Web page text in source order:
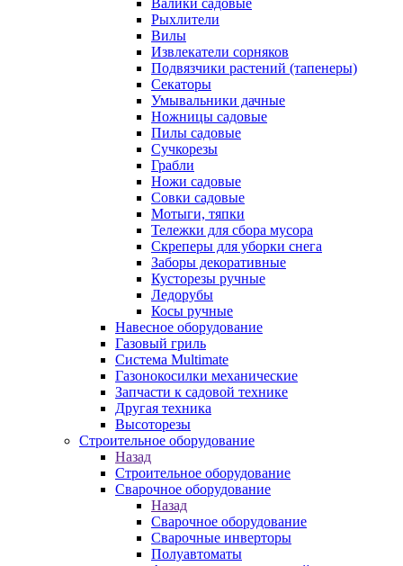
Валики садовые
Рыхлители
Вилы
Извлекатели сорняков
Подвязчики растений (тапенеры)
Секаторы
Умывальники дачные
Ножницы садовые
Пилы садовые
Сучкорезы
Грабли
Ножи садовые
Совки садовые
Мотыги, тяпки
Тележки для сбора мусора
Скреперы для уборки снега
Заборы декоративные
Кусторезы ручные
Ледорубы
Косы ручные
Навесное оборудование
Газовый гриль
Система Multimate
Газонокосилки механические
Запчасти к садовой технике
Другая техника
Высоторезы
Строительное оборудование
Назад
Строительное оборудование
Сварочное оборудование
Назад
Сварочное оборудование
Сварочные инверторы
Полуавтоматы